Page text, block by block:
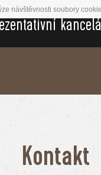
návštěvnosti soubory
Kontakt